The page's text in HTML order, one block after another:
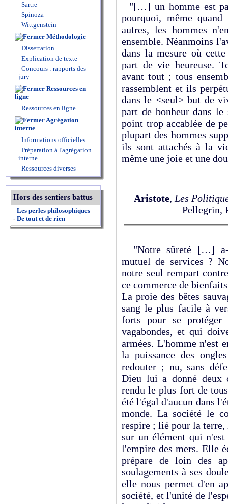
Sartre
Spinoza
Wittgenstein
Méthodologie
Dissertation
Explication de texte
Concours : rapports des
jury
Ressources en
ligne
Ressources en ligne
Agrégation
interne
Informations officielles
Préparation à l'agrégation
interne
Ressources diverses
Hors des sentiers battus
- Les perles philosophiques
- De tout et de rien
"[…] un homme est
pourquoi, même
autres, les hommes
ensemble. Néanmoins
dans la mesure où
part de vie heureuse.
avant tout ; tous
rassemblent et ils
dans le <seul> but de
part de bonheur dans
point trop accablée de
plupart des hommes
ils sont attachés à la
même une joie et une
Aristote, Les
Pellegrin,
"Notre sûreté […] a-
mutuel de services ?
notre seul rempart
ce commerce de
La proie des bêtes
sang le plus facile à
forts pour se protéger
vagabondes, et qui
armées. L'homme n'est
la puissance des
redouter ; nu, sans
Dieu lui a donné deux
rendu le plus fort de
été l'égal d'aucun dans
monde. La société le
respire ; lié pour la terre,
sur un élément qui
l'empire des mers. Elle
prépare de loin des
soulagements à ses
elle nous permet d'en
société, et l'unité de